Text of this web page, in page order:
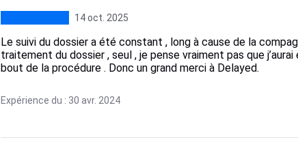
14 oct. 2025
Le suivi du dossier a été constant , long à cause de la
traitement du dossier , seul , je pense vraiment pas que
bout de la procédure . Donc un grand merci à Delayed.
Expérience du : 30 avr. 2024